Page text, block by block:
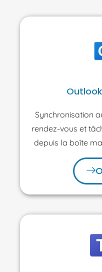
Synchronisation
rendez-vous et
depuis la boîte